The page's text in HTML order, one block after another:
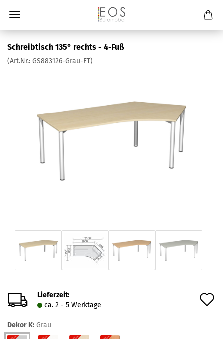
Schreibtisch 135° rechts - 4-Fuß
(Art.Nr.: GS883126-Grau-FT)
Lieferzeit:
ca. 2 - 5 Werktage
Dekor K: Grau